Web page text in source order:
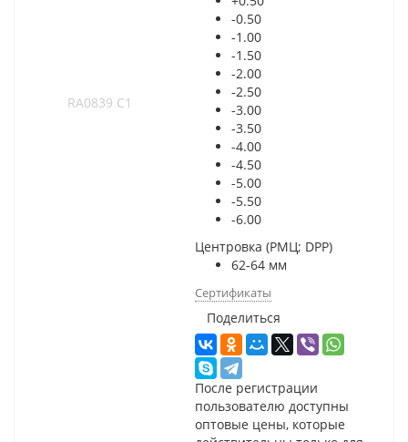
-0.50
-1.00
-1.50
-2.00
-2.50
-3.00
-3.50
-4.00
-4.50
-5.00
-5.50
-6.00
Центровка (РМЦ; DPP)
62-64 мм
Сертификаты
Поделиться
После регистрации
пользователю доступны
оптовые цены, которые